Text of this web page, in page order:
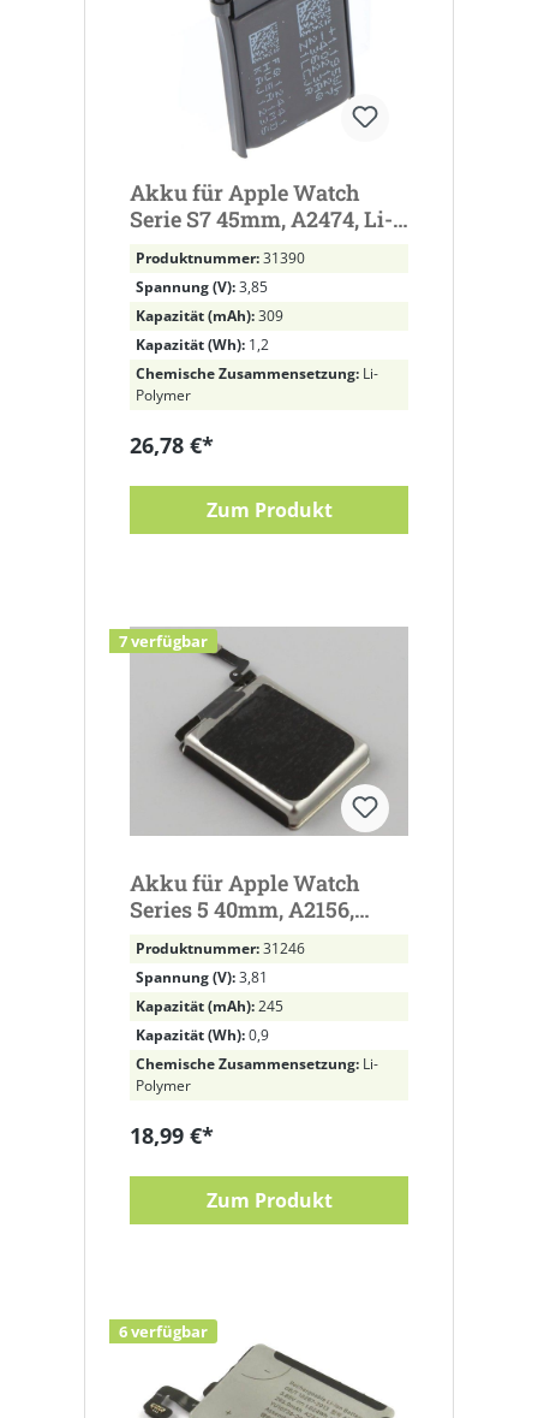
Akku für Apple Watch
Serie S7 45mm, A2474, Li-
Polymer, 3,85V, 309mAh
ersetzt A2552
Produktnummer:31390
Spannung (V):3,85
Kapazität (mAh):309
Kapazität (Wh): 1,2
Chemische Zusammensetzung: Li-
Polymer
26,78 €*
Zum Produkt
7 verfügbar
Akku für Apple Watch
Series 5 40mm, A2156,
A2092, A2094 ersetzt A2277
Li-Polymer, 3,81V, 245mAh
Produktnummer:31246
Spannung (V):3,81
Kapazität (mAh):245
Kapazität (Wh):0,9
Chemische Zusammensetzung: Li-
Polymer
18,99 €*
Zum Produkt
6 verfügbar